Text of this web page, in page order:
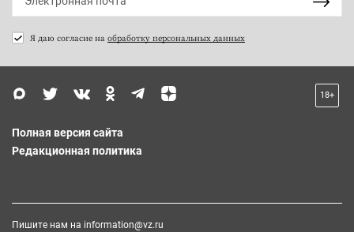
Я даю согласие на обработку персональных данных
18+
Полная версия сайта
Редакционная политика
Пишите нам на information@vz.ru